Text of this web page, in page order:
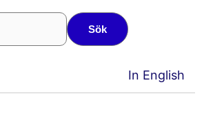
Sök
In English